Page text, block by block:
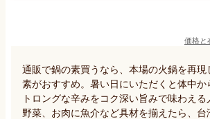
価格と
通販で鍋の素買うなら、本場の火鍋を再現
素がおすすめ。暑い日にいただくと体中か
トロングな辛みをコク深い旨みで味わえ
野菜、お肉に魚介など具材を揃えたら、